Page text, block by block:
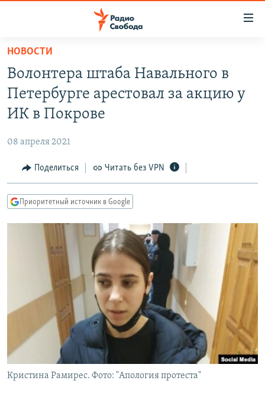
упрощенного
доступа
Вернуться
основному
Вернутся
Вернутся
ПОДКАСТЫ
АВТОРСКИЕ ПРОЕКТЫ
МНЕНИЯ
КУЛЬТУРА
КАВКАЗ.РЕАЛИИ
СЕВЕР.РЕАЛИИ
СИБИРЬ.РЕАЛИИ
РАСПИСАНИЕ ВЕЩАНИЯ
ПОДПИШИТЕСЬ НА РАССЫЛКУ
СОЦИАЛЬНЫЕ СЕТИ
НОВОСТИ
Волонтера штаба Навального в
Петербурге арестовал за акцию у
ИК в Покрове
08 апреля 2021
Поделиться Читать без VPN
Приоритетный источник в Google
Кристина Рамирес. Фото: "Апология протеста"